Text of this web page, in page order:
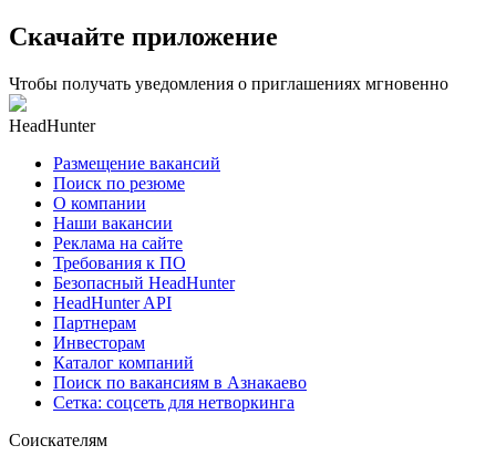
Скачайте приложение
Чтобы получать уведомления о приглашениях мгновенно
HeadHunter
Размещение вакансий
Поиск по резюме
О компании
Наши вакансии
Реклама на сайте
Требования к ПО
Безопасный HeadHunter
HeadHunter API
Партнерам
Инвесторам
Каталог компаний
Поиск по вакансиям в Азнакаево
Сетка: соцсеть для нетворкинга
Соискателям